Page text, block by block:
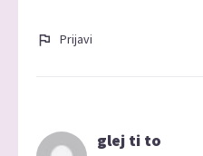
Prijavi
glej ti to